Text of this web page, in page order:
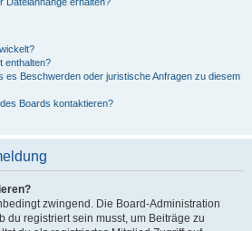
enthalten?
es Beschwerden oder juristische Anfragen zu diesem
Boards kontaktieren?
zwingend. Die Board-Administration
du registriert sein musst, um Beiträge zu